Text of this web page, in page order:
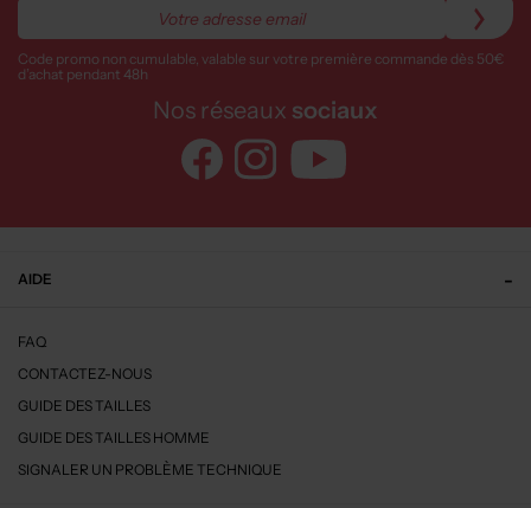
Code promo non cumulable, valable sur votre première commande dès 50€
d’achat pendant 48h
Nos réseaux sociaux
AIDE
FAQ
CONTACTEZ-NOUS
GUIDE DES TAILLES
GUIDE DES TAILLES HOMME
SIGNALER UN PROBLÈME TECHNIQUE